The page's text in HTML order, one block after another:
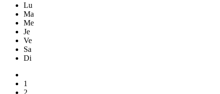
Lu
Ma
Me
Je
Ve
Sa
Di
1
2